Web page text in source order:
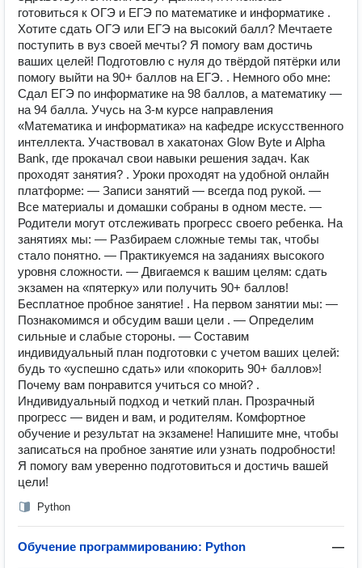
готовиться к ОГЭ и ЕГЭ по математике и информатике .
Хотите сдать ОГЭ или ЕГЭ на высокий балл? Мечтаете
поступить в вуз своей мечты? Я помогу вам достичь
ваших целей! Подготовлю с нуля до твёрдой пятёрки или
помогу выйти на 90+ баллов на ЕГЭ. . Немного обо мне:
Сдал ЕГЭ по информатике на 98 баллов, а математику —
на 94 балла. Учусь на 3-м курсе направления
«Математика и информатика» на кафедре искусственного
интеллекта. Участвовал в хакатонах Glow Byte и Alpha
Bank, где прокачал свои навыки решения задач. Как
проходят занятия? . Уроки проходят на удобной онлайн
платформе: — Записи занятий — всегда под рукой. —
Все материалы и домашки собраны в одном месте. —
Родители могут отслеживать прогресс своего ребенка. На
занятиях мы: — Разбираем сложные темы так, чтобы
стало понятно. — Практикуемся на заданиях высокого
уровня сложности. — Двигаемся к вашим целям: сдать
экзамен на «пятерку» или получить 90+ баллов!
Бесплатное пробное занятие! . На первом занятии мы: —
Познакомимся и обсудим ваши цели . — Определим
сильные и слабые стороны. — Составим
индивидуальный план подготовки с учетом ваших целей:
будь то «успешно сдать» или «покорить 90+ баллов»!
Почему вам понравится учиться со мной? .
Индивидуальный подход и четкий план. Прозрачный
прогресс — виден и вам, и родителям. Комфортное
обучение и результат на экзамене! Напишите мне, чтобы
записаться на пробное занятие или узнать подробности!
Я помогу вам уверенно подготовиться и достичь вашей
цели!
Python
Обучение программированию: Python —